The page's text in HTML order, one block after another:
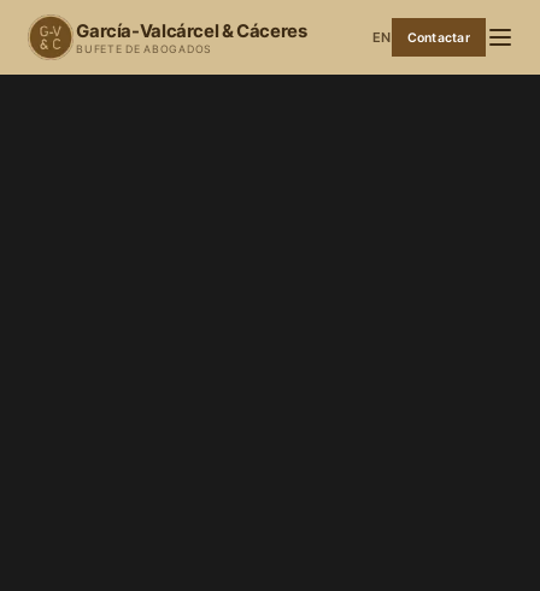
García-Valcárcel & Cáceres
BUFETE DE ABOGADOS
EN Contactar